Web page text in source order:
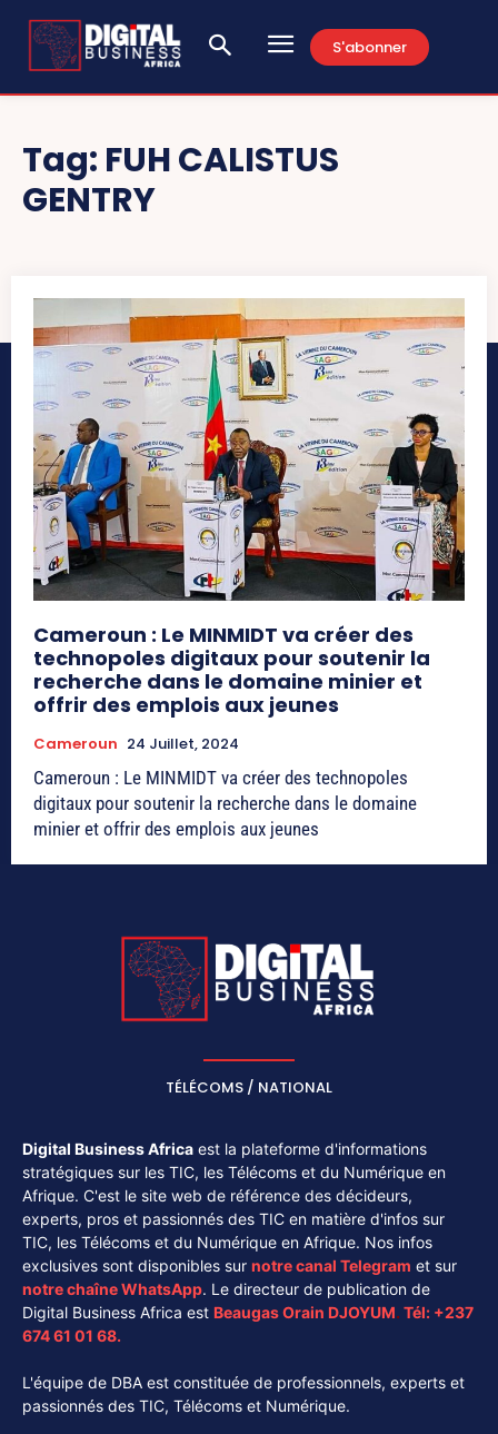
S'abonner
Tag: FUH CALISTUS
GENTRY
Cameroun : Le MINMIDT va créer des
technopoles digitaux pour soutenir la
recherche dans le domaine minier et
offrir des emplois aux jeunes
Cameroun 24 Juillet, 2024
Cameroun : Le MINMIDT va créer des technopoles
digitaux pour soutenir la recherche dans le domaine
minier et offrir des emplois aux jeunes
TÉLÉCOMS / NATIONAL
Digital Business Africa est la plateforme d'informations
stratégiques sur les TIC, les Télécoms et du Numérique en
Afrique. C'est le site web de référence des décideurs,
experts, pros et passionnés des TIC en matière d'infos sur
TIC, les Télécoms et du Numérique en Afrique. Nos infos
exclusives sont disponibles sur notre canal Telegram et sur
notre chaîneWhatsApp. Le directeur de publication de
Digital Business Africa est Beaugas Orain DJOYUM. Tél: +237
674 61 01 68.
L'équipe de DBA est constituée de professionnels, experts et
passionnés des TIC, Télécoms et Numérique.